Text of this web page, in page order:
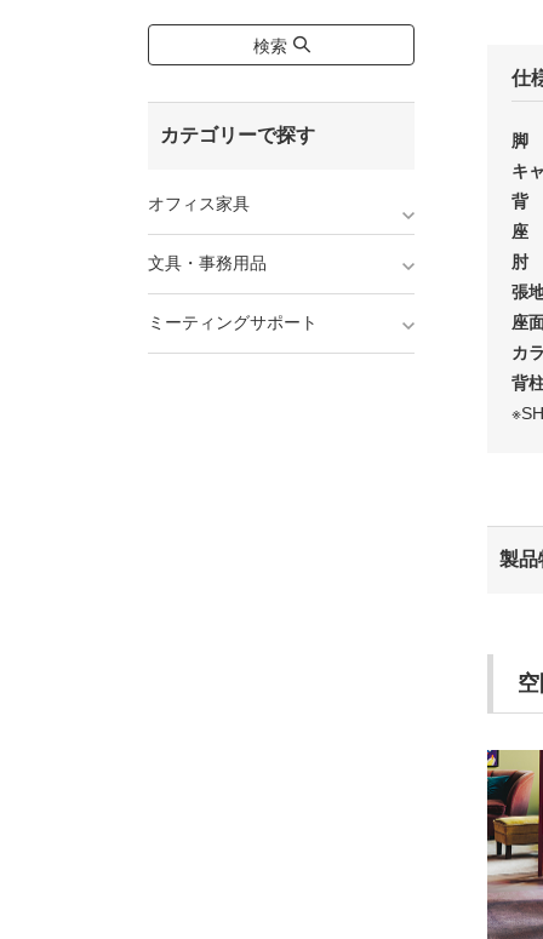
検索
カテゴリーで探す
オフィス家具
文具・事務用品
ミーティングサポート
仕
脚
キ
背
座
肘
張
座
カ
背
製品